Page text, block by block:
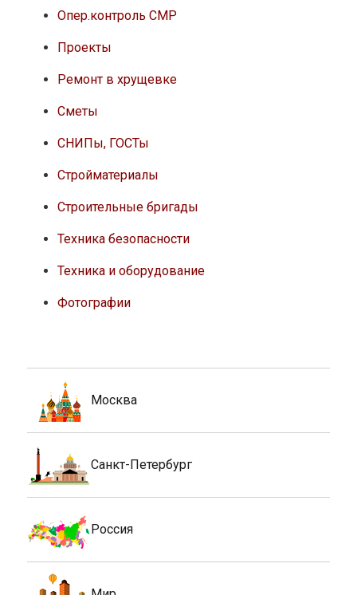
Опер.контроль СМР
Проекты
Ремонт в хрущевке
Сметы
СНИПы, ГОСТы
Стройматериалы
Строительные бригады
Техника безопасности
Техника и оборудование
Фотографии
Москва
Санкт-Петербург
Россия